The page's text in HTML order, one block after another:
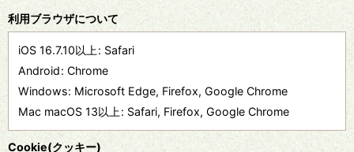
利用ブラウザについて
iOS 16.7.10以上: Safari
Android: Chrome
Windows: Microsoft Edge, Firefox, Google Chrome
Mac macOS 13以上: Safari, Firefox, Google Chrome
Cookie(クッキー)